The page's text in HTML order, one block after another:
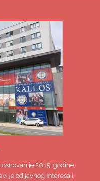
osnovan je 2015. godine.
je od javnog interesa i